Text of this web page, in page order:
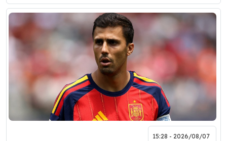
2026/08/07 - 15:28